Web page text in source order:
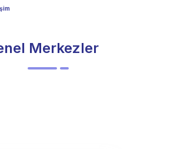
Merkezler